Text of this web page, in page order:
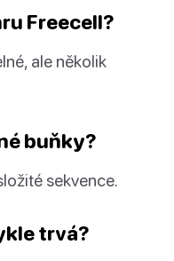
Freecell?
ale několik
buňky?
sekvence.
trvá?